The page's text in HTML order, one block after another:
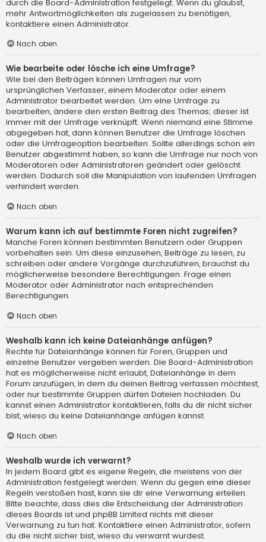
durch die Board-Administration festgelegt. Wenn du glaubst,
mehr Antwortmöglichkeiten als zugelassen zu benötigen,
kontaktiere einen Administrator.
Nach oben
Wie bearbeite oder lösche ich eine Umfrage?
Wie bei den Beiträgen können Umfragen nur vom
ursprünglichen Verfasser, einem Moderator oder einem
Administrator bearbeitet werden. Um eine Umfrage zu
bearbeiten, ändere den ersten Beitrag des Themas; dieser ist
immer mit der Umfrage verknüpft. Wenn niemand eine Stimme
abgegeben hat, dann können Benutzer die Umfrage löschen
oder die Umfrageoption bearbeiten. Sollte allerdings schon ein
Benutzer abgestimmt haben, so kann die Umfrage nur noch von
Moderatoren oder Administratoren geändert oder gelöscht
werden. Dadurch soll die Manipulation von laufenden Umfragen
verhindert werden.
Nach oben
Warum kann ich auf bestimmte Foren nicht zugreifen?
Manche Foren können bestimmten Benutzern oder Gruppen
vorbehalten sein. Um diese einzusehen, Beiträge zu lesen, zu
schreiben oder andere Vorgänge durchzuführen, brauchst du
möglicherweise besondere Berechtigungen. Frage einen
Moderator oder Administrator nach entsprechenden
Berechtigungen.
Nach oben
Weshalb kann ich keine Dateianhänge anfügen?
Rechte für Dateianhänge können für Foren, Gruppen und
einzelne Benutzer vergeben werden. Die Board-Administration
hat es möglicherweise nicht erlaubt, Dateianhänge in dem
Forum anzufügen, in dem du deinen Beitrag verfassen möchtest,
oder nur bestimmte Gruppen dürfen Dateien hochladen. Du
kannst einen Administrator kontaktieren, falls du dir nicht sicher
bist, wieso du keine Dateianhänge anfügen kannst.
Nach oben
Weshalb wurde ich verwarnt?
In jedem Board gibt es eigene Regeln, die meistens von der
Administration festgelegt werden. Wenn du gegen eine dieser
Regeln verstoßen hast, kann sie dir eine Verwarnung erteilen.
Bitte beachte, dass dies die Entscheidung der Administration
dieses Boards ist und phpBB Limited nichts mit dieser
Verwarnung zu tun hat. Kontaktiere einen Administrator, sofern
du die nicht sicher bist, wieso du verwarnt wurdest.